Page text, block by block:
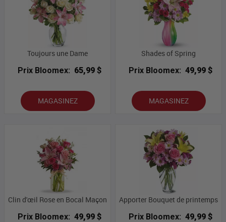
Toujours une Dame
Prix Bloomex: 65,99 $
MAGASINEZ
Shades of Spring
Prix Bloomex: 49,99 $
MAGASINEZ
Clin d'œil Rose en Bocal Maçon
Prix Bloomex: 49,99 $
Apporter Bouquet de printemps
Prix Bloomex: 49,99 $